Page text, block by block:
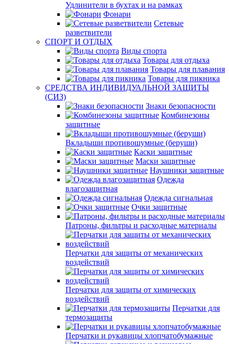
Удлинители в бухтах и на рамках
Фонари
Сетевые
разветвители
СПОРТ И ОТДЫХ
Виды спорта
Товары для отдыха
Товары для плавания
Товары для пикника
СРЕДСТВА ИНДИВИДУАЛЬНОЙ ЗАЩИТЫ
(СИЗ)
Знаки безопасности
Комбинезоны
защитные
Вкладыши противошумные (беруши)
Каски защитные
Маски защитные
Наушники защитные
Одежда
влагозащитная
Одежда сигнальная
Очки защитные
Патроны, фильтры и расходные материалы
Перчатки для защиты от механических
воздействий
Перчатки для защиты от химических
воздействий
Перчатки для
термозащиты
Перчатки и рукавицы хлопчатобумажные